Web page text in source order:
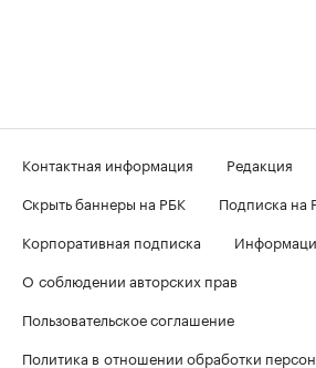
Контактная информация
Редакция
Скрыть баннеры на РБК
Подписка на
Корпоративная подписка
О соблюдении авторских прав
Пользовательское соглашение
Политика в отношении обработки